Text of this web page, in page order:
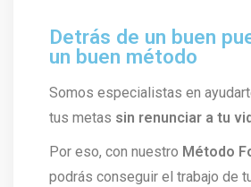
Detrás de un buen
un buen método
Somos especialistas en
tus metas sin renunciar a tu
Por eso, con nuestro Método
podrás conseguir el trabajo de